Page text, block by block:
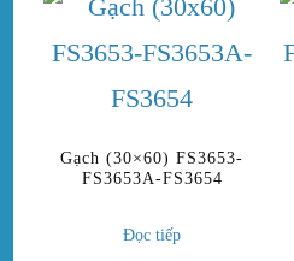
Gạch (30×60) FS3653-
FS3653A-FS3654
Đọc tiếp